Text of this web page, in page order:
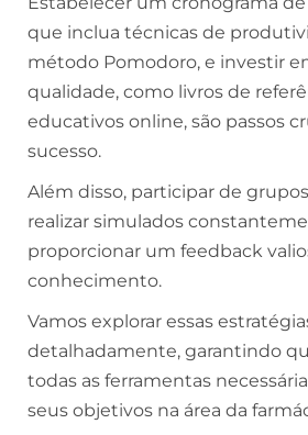
que inclua técnicas de
método Pomodoro, e investir
qualidade, como livros de
educativos online, são passos
sucesso.
Além disso, participar de
realizar simulados
proporcionar um feedback
conhecimento.
Vamos explorar essas
detalhadamente, garantindo
todas as ferramentas
seus objetivos na área da